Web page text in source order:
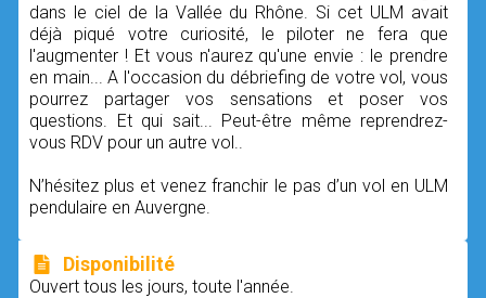
dans le ciel de la Vallée du Rhône. Si cet ULM avait
déjà piqué votre curiosité, le piloter ne fera que
l'augmenter ! Et vous n'aurez qu'une envie : le prendre
en main... A l'occasion du débriefing de votre vol, vous
pourrez partager vos sensations et poser vos
questions. Et qui sait... Peut-être même reprendrez-
vous RDV pour un autre vol..
N’hésitez plus et venez franchir le pas d’un vol en ULM
pendulaire en Auvergne.
Disponibilité
Ouvert tous les jours, toute l'année.